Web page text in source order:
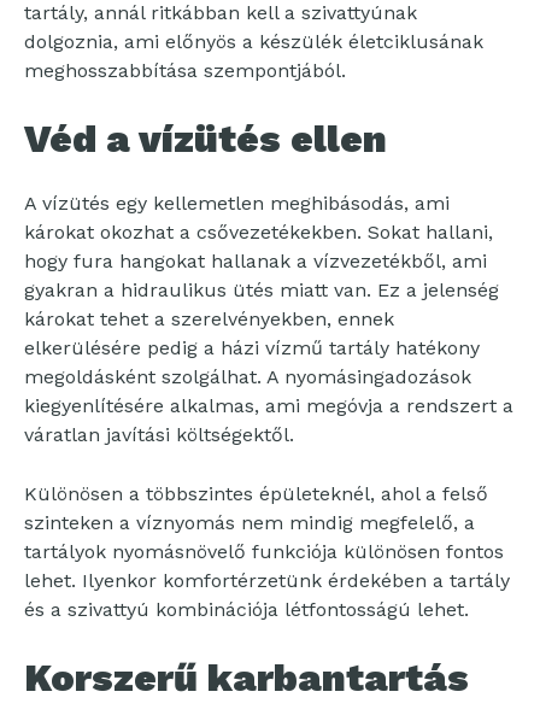
tartály, annál ritkábban kell a szivattyúnak
dolgoznia, ami előnyös a készülék életciklusának
meghosszabbítása szempontjából.
Véd a vízütés ellen
A vízütés egy kellemetlen meghibásodás, ami
károkat okozhat a csővezetékekben. Sokat hallani,
hogy fura hangokat hallanak a vízvezetékből, ami
gyakran a hidraulikus ütés miatt van. Ez a jelenség
károkat tehet a szerelvényekben, ennek
elkerülésére pedig a házi vízmű tartály hatékony
megoldásként szolgálhat. A nyomásingadozások
kiegyenlítésére alkalmas, ami megóvja a rendszert a
váratlan javítási költségektől.
Különösen a többszintes épületeknél, ahol a felső
szinteken a víznyomás nem mindig megfelelő, a
tartályok nyomásnövelő funkciója különösen fontos
lehet. Ilyenkor komfortérzetünk érdekében a tartály
és a szivattyú kombinációja létfontosságú lehet.
Korszerű karbantartás